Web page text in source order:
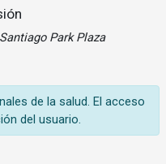
Park Plaza
de la salud. El acceso
del usuario.